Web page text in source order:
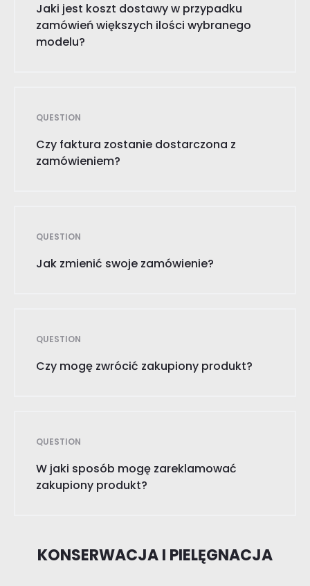
Jaki jest koszt dostawy w przypadku
zamówień większych ilości wybranego
modelu?
QUESTION
Czy faktura zostanie dostarczona z
zamówieniem?
QUESTION
Jak zmienić swoje zamówienie?
QUESTION
Czy mogę zwrócić zakupiony produkt?
QUESTION
W jaki sposób mogę zareklamować
zakupiony produkt?
KONSERWACJA I PIELĘGNACJA